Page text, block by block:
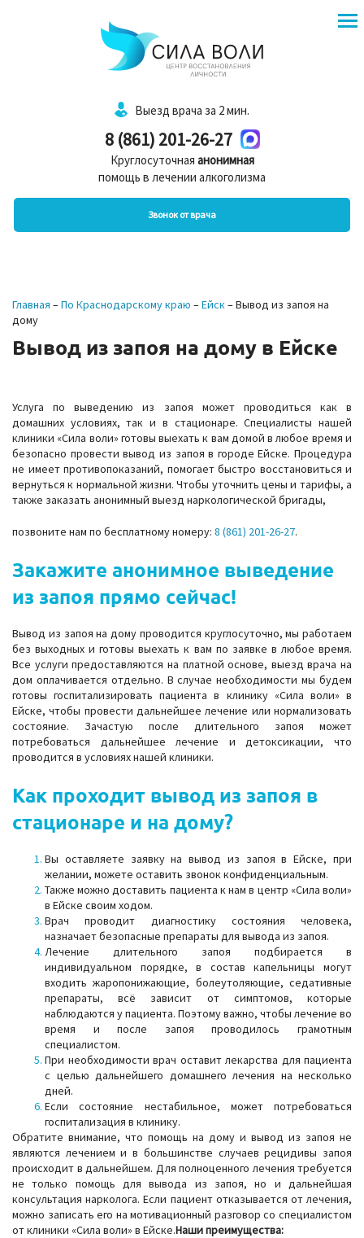
Выезд врача за 2 мин.
8 (861) 201-26-27
Круглосуточная анонимная
помощь в лечении алкоголизма
Звонок от врача
Главная –По Краснодарскому краю –Ейск–Вывод из запоя на
дому
Вывод из запоя на дому в Ейске
Услуга по выведению из запоя может проводиться как в
домашних условиях, так и в стационаре. Специалисты нашей
клиники «Сила воли» готовы выехать к вам домой в любое время и
безопасно провести вывод из запоя в городе Ейске. Процедура
не имеет противопоказаний, помогает быстро восстановиться и
вернуться к нормальной жизни. Чтобы уточнить цены и тарифы, а
также заказать анонимный выезд наркологической бригады,
позвоните нам по бесплатному номеру: 8 (861) 201-26-27.
Закажите анонимное выведение
из запоя прямо сейчас!
Вывод из запоя на дому проводится круглосуточно, мы работаем
без выходных и готовы выехать к вам по заявке в любое время.
Все услуги предоставляются на платной основе, выезд врача на
дом оплачивается отдельно. В случае необходимости мы будем
готовы госпитализировать пациента в клинику «Сила воли» в
Ейске, чтобы провести дальнейшее лечение или нормализовать
состояние. Зачастую после длительного запоя может
потребоваться дальнейшее лечение и детоксикации, что
проводится в условиях нашей клиники.
Как проходит вывод из запоя в
стационаре и на дому?
Вы оставляете заявку на вывод из запоя в Ейске, при
желании, можете оставить звонок конфиденциальным.
Также можно доставить пациента к нам в центр «Сила воли»
в Ейске своим ходом.
Врач проводит диагностику состояния человека,
назначает безопасные препараты для вывода из запоя.
Лечение длительного запоя подбирается в
индивидуальном порядке, в состав капельницы могут
входить жаропонижающие, болеутоляющие, седативные
препараты, всё зависит от симптомов, которые
наблюдаются у пациента. Поэтому важно, чтобы лечение во
время и после запоя проводилось грамотным
специалистом.
При необходимости врач оставит лекарства для пациента
с целью дальнейшего домашнего лечения на несколько
дней.
Если состояние нестабильное, может потребоваться
госпитализация в клинику.
Обратите внимание, что помощь на дому и вывод из запоя не
являются лечением и в большинстве случаев рецидивы запоя
происходит в дальнейшем. Для полноценного лечения требуется
не только помощь для вывода из запоя, но и дальнейшая
консультация нарколога. Если пациент отказывается от лечения,
можно записать его на мотивационный разговор со специалистом
от клиники «Сила воли» в Ейске.Наши преимущества: